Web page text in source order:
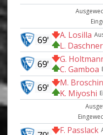
A. Losilla
L. Daschner
69'
G.
C. Gamboa
69'
M.
K. Miyoshi
69'
F. Passlack